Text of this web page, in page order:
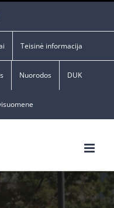
Teisinė informacija
Nuorodos DUK